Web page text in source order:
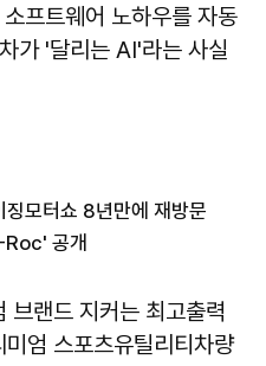
프트웨어 노하우를 자동
가 '달리는 AI'라는 사실
모터쇼 8년만에 재방문
Roc' 공개
브랜드 지커는 최고출력
엄 스포츠유틸리티차량